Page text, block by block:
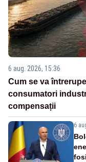
6 aug. 2026, 15:36
Cum se va
consumatori
compensații
6